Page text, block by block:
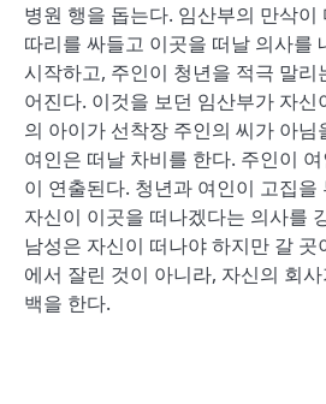
병원 행을 돕는다. 임산부의 만삭이
따리를 싸들고 이곳을 떠날 의사를
시작하고, 주인이 청년을 적극 말리
어진다. 이것을 보던 임산부가 자신
의 아이가 선착장 주인의 씨가 아님
여인은 떠날 차비를 한다. 주인이
이 연출된다. 청년과 여인이 고집을
자신이 이곳을 떠나겠다는 의사를
남성은 자신이 떠나야 하지만 갈
에서 잘린 것이 아니라, 자신의 회
백을 한다.